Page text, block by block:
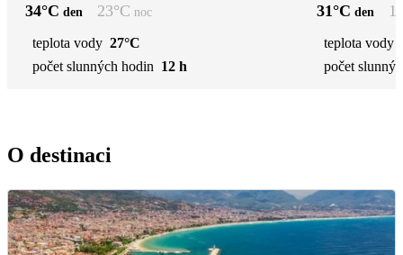
34°C den 23°C noc
teplota vody 27°C
počet slunných hodin 12 h
31°C den
teplota vody
počet
O destinaci